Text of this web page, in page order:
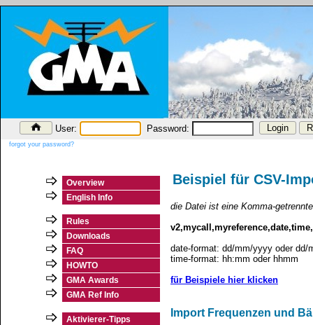
User: Password:
forgot your password?
Overview
English Info
Rules
Downloads
FAQ
HOWTO
GMA Awards
GMA Ref Info
Aktivierer-Tipps
Beispiel für CSV-
die Datei ist eine Komma-
date-format: dd/mm/yyyy oder dd/
time-format: hh:mm oder hhmm
für Beispiele hier klicken
Import Frequenzen und